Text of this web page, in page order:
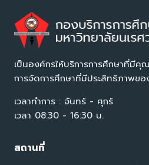
เป็นองค์กรให้บริการการศึกษาที่มี
การจัดการศึกษาที่มีประสิทธิภาพขอ
เวลาทำการ : จันทร์ - ศุกร์
เวลา 08:30 - 16:30 น.
สถานที่